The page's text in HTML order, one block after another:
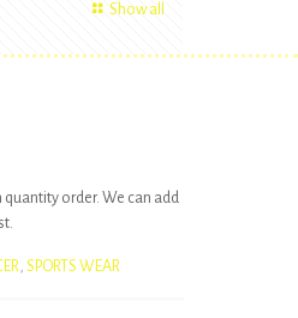
Show all
order. We can add
,SPORTS WEAR